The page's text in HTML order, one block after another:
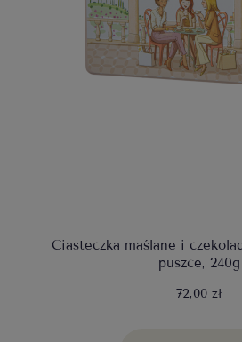
Ciasteczka maślane i
puszce, 240g
72,00 zł